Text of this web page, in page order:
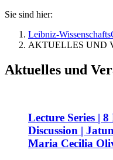
Sie sind hier:
Leibniz-
AKTUELLES UND
Aktuelles und
Lecture Series |
Discussion |
Maria Cecilia